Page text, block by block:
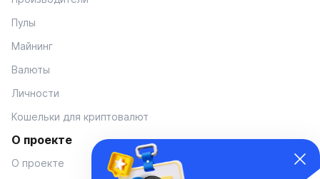
Пулы
Майнинг
Валюты
Личности
Кошельки для криптовалют
О проекте
О проекте